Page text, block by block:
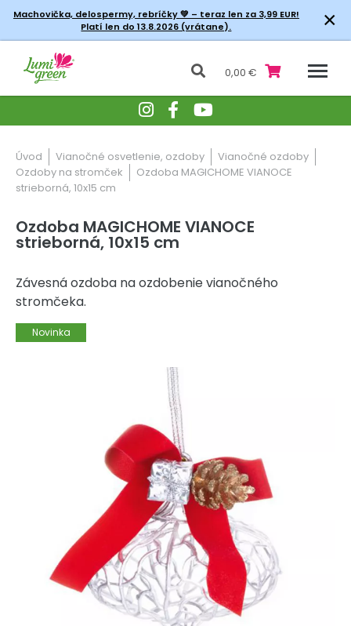
Machovička, delospermy, rebríčky💚 – teraz len za 3,99 EUR!
Platí len do 13.8.2026 (vrátane).
×
0,00 €
Úvod Vianočné osvetlenie, ozdoby
Vianočné ozdoby
Ozdoby na stromček
Ozdoba MAGICHOME VIANOCE
strieborná, 10x15 cm
Ozdoba MAGICHOME VIANOCE
strieborná, 10x15 cm
Závesná ozdoba na ozdobenie vianočného
stromčeka.
Novinka